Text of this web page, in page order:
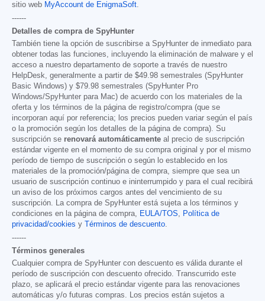
sitio web MyAccount de EnigmaSoft.
------
Detalles de compra de SpyHunter
También tiene la opción de suscribirse a SpyHunter de inmediato para
obtener todas las funciones, incluyendo la eliminación de malware y el
acceso a nuestro departamento de soporte a través de nuestro
HelpDesk, generalmente a partir de $49.98 semestrales (SpyHunter
Basic Windows) y $79.98 semestrales (SpyHunter Pro
Windows/SpyHunter para Mac) de acuerdo con los materiales de la
oferta y los términos de la página de registro/compra (que se
incorporan aquí por referencia; los precios pueden variar según el país
o la promoción según los detalles de la página de compra). Su
suscripción se renovará automáticamente al precio de suscripción
estándar vigente en el momento de su compra original y por el mismo
período de tiempo de suscripción o según lo establecido en los
materiales de la promoción/página de compra, siempre que sea un
usuario de suscripción continuo e ininterrumpido y para el cual recibirá
un aviso de los próximos cargos antes del vencimiento de su
suscripción. La compra de SpyHunter está sujeta a los términos y
condiciones en la página de compra, EULA/TOS, Política de
privacidad/cookies y Términos de descuento.
------
Términos generales
Cualquier compra de SpyHunter con descuento es válida durante el
período de suscripción con descuento ofrecido. Transcurrido este
plazo, se aplicará el precio estándar vigente para las renovaciones
automáticas y/o futuras compras. Los precios están sujetos a